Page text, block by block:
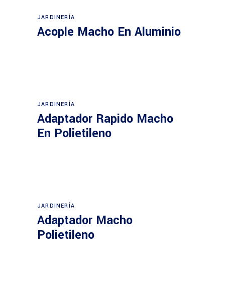
JARDINERÍA
Acople Macho En Aluminio
JARDINERÍA
Adaptador Rapido Macho
En Polietileno
JARDINERÍA
Adaptador Macho
Polietileno